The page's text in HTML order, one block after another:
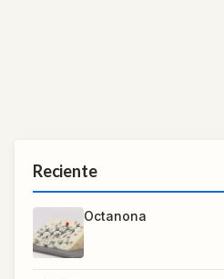
Reciente
Octanona